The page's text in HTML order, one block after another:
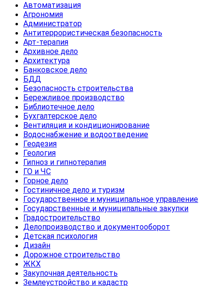
Автоматизация
Агрономия
Администратор
Антитеррористическая безопасность
Арт-терапия
Архивное дело
Архитектура
Банковское дело
БДД
Безопасность строительства
Бережливое производство
Библиотечное дело
Бухгалтерское дело
Вентиляция и кондиционирование
Водоснабжение и водоотведение
Геодезия
Геология
Гипноз и гипнотерапия
ГО и ЧС
Горное дело
Гостиничное дело и туризм
Государственное и муниципальное управление
Государственные и муниципальные закупки
Градостроительство
Делопроизводство и документооборот
Детская психология
Дизайн
Дорожное строительство
ЖКХ
Закупочная деятельность
Землеустройство и кадастр